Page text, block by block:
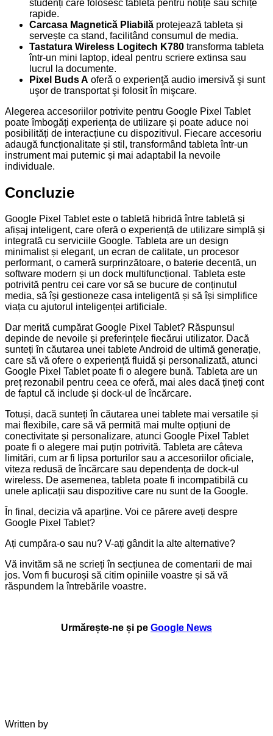
studenți care folosesc tableta pentru notițe sau schițe
rapide.
Carcasa Magnetică Pliabilă protejează tableta și
servește ca stand, facilitând consumul de media.
Tastatura Wireless Logitech K780 transforma tableta
într-un mini laptop, ideal pentru scriere extinsa sau
lucrul la documente.
Pixel Buds A oferǎ o experienţǎ audio imersivǎ şi sunt
uşor de transportat şi folosit în mişcare.
Alegerea accesoriilor potrivite pentru Google Pixel Tablet
poate îmbogăți experiența de utilizare și poate aduce noi
posibilități de interacțiune cu dispozitivul. Fiecare accesoriu
adaugă funcționalitate și stil, transformând tableta într-un
instrument mai puternic și mai adaptabil la nevoile
individuale.
Concluzie
Google Pixel Tablet este o tabletă hibridă între tabletă și
afișaj inteligent, care oferă o experiență de utilizare simplă și
integrată cu serviciile Google. Tableta are un design
minimalist și elegant, un ecran de calitate, un procesor
performant, o cameră surprinzătoare, o baterie decentă, un
software modern și un dock multifuncțional. Tableta este
potrivită pentru cei care vor să se bucure de conținutul
media, să își gestioneze casa inteligentă și să își simplifice
viața cu ajutorul inteligenței artificiale.
Dar merită cumpărat Google Pixel Tablet? Răspunsul
depinde de nevoile și preferințele fiecărui utilizator. Dacă
sunteți în căutarea unei tablete Android de ultimă generație,
care să vă ofere o experiență fluidă și personalizată, atunci
Google Pixel Tablet poate fi o alegere bună. Tableta are un
preț rezonabil pentru ceea ce oferă, mai ales dacă țineți cont
de faptul că include și dock-ul de încărcare.
Totuși, dacă sunteți în căutarea unei tablete mai versatile și
mai flexibile, care să vă permită mai multe opțiuni de
conectivitate și personalizare, atunci Google Pixel Tablet
poate fi o alegere mai puțin potrivită. Tableta are câteva
limitări, cum ar fi lipsa porturilor sau a accesoriilor oficiale,
viteza redusă de încărcare sau dependența de dock-ul
wireless. De asemenea, tableta poate fi incompatibilă cu
unele aplicații sau dispozitive care nu sunt de la Google.
În final, decizia vă aparține. Voi ce părere aveți despre
Google Pixel Tablet?
Ați cumpăra-o sau nu? V-ați gândit la alte alternative?
Vă invităm să ne scrieți în secțiunea de comentarii de mai
jos. Vom fi bucuroși să citim opiniile voastre și să vă
răspundem la întrebările voastre.
Urmărește-ne și pe Google News
Written by